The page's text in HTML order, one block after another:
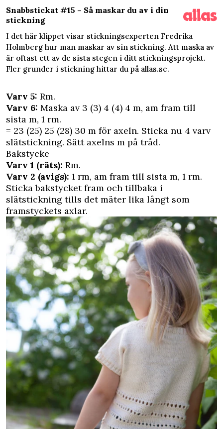
Snabbstickat #15 – Så maskar du av i din
stickning
I det här klippet visar stickningsexperten Fredrika
Holmberg hur man maskar av sin stickning. Att maska av
är oftast ett av de sista stegen i ditt stickningsprojekt.
Fler grunder i stickning hittar du på allas.se.
Varv 5: Rm.
Varv 6: Maska av 3 (3) 4 (4) 4 m, am fram till
sista m, 1 rm.
= 23 (25) 25 (28) 30 m för axeln. Sticka nu 4 varv
slätstickning. Sätt axelns m på tråd.
Bakstycke
Varv 1 (räts): Rm.
Varv 2 (avigs): 1 rm, am fram till sista m, 1 rm.
Sticka bakstycket fram och tillbaka i
slätstickning tills det mäter lika långt som
framstyckets axlar.